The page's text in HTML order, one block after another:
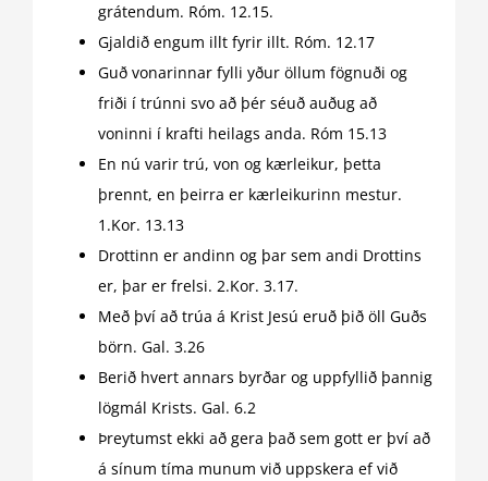
grátendum. Róm. 12.15.
Gjaldið engum illt fyrir illt. Róm. 12.17
Guð vonarinnar fylli yður öllum fögnuði og
friði í trúnni svo að þér séuð auðug að
voninni í krafti heilags anda. Róm 15.13
En nú varir trú, von og kærleikur, þetta
þrennt, en þeirra er kærleikurinn mestur.
1.Kor. 13.13
Drottinn er andinn og þar sem andi Drottins
er, þar er frelsi. 2.Kor. 3.17.
Með því að trúa á Krist Jesú eruð þið öll Guðs
börn. Gal. 3.26
Berið hvert annars byrðar og uppfyllið þannig
lögmál Krists. Gal. 6.2
Þreytumst ekki að gera það sem gott er því að
á sínum tíma munum við uppskera ef við